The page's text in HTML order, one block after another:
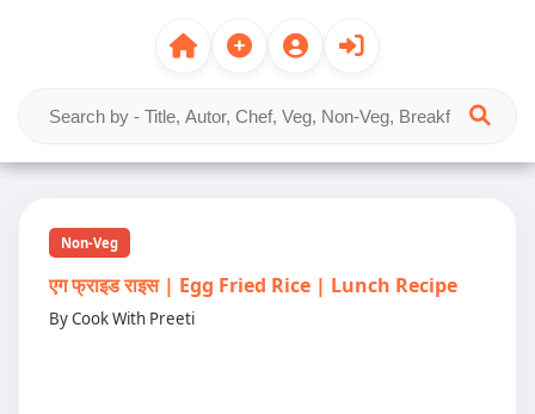
Non-Veg
एग फ्राइड राइस | Egg Fried Rice | Lunch Recipe
By Cook With Preeti